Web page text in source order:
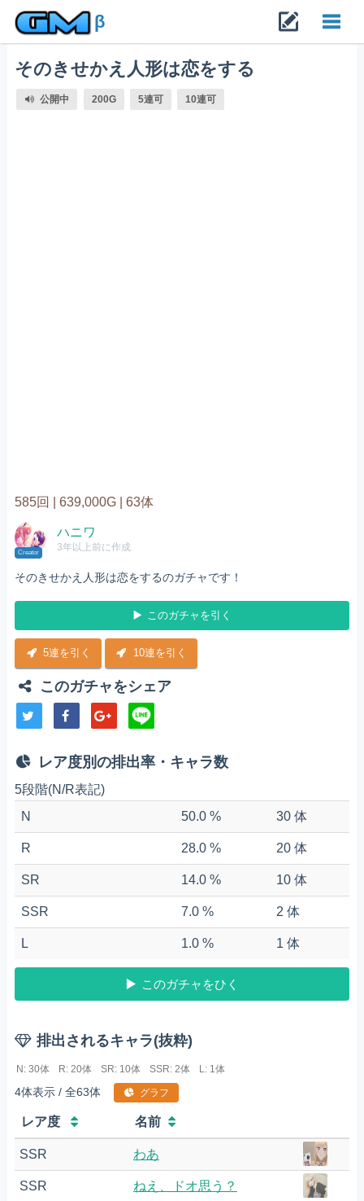
β
そのきせかえ人形は恋をする
公開中 200G 5連可 10連可
585回 | 639,000G | 63体
Creator
ハニワ
3年以上前に作成
そのきせかえ人形は恋をするのガチャです！
このガチャを引く
5連を引く 10連を引く
このガチャをシェア
レア度別の排出率・キャラ数
5段階(N/R表記)
N
50.0 % 30 体
R 28.0 % 20 体
SR 14.0 % 10 体
SSR 7.0 % 2 体
L 1.0 % 1 体
このガチャをひく
排出されるキャラ(抜粋)
N: 30体 R: 20体 SR: 10体 SSR: 2体 L: 1体
4体表示 / 全63体 グラフ
レア度 名前
SSR わあ
SSR ねえ、ドオ思う？